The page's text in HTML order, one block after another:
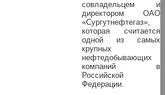
совладельцем и
директором ОАО
«Сургутнефтегаз»,
которая считается
одной из самых
крупных
нефтедобывающих
компаний в
Российской
Федерации.